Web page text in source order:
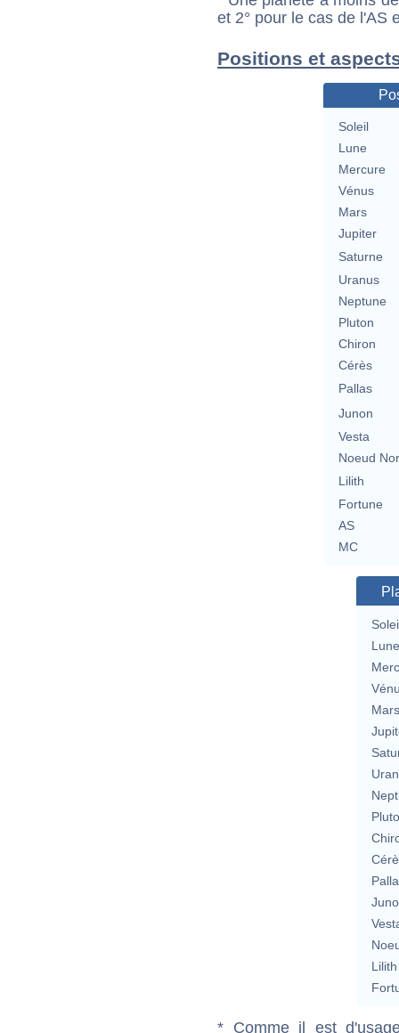
et 2° pour le cas de l'AS
Positions et
Soleil
Lune
Mercure
Vénus
Mars
Jupiter
Saturne
Uranus
Neptune
Pluton
Chiron
Cérès
Pallas
Junon
Vesta
Noeud
Lilith
Fortune
AS
MC
Lune
Mars
Lilith
* Comme il est